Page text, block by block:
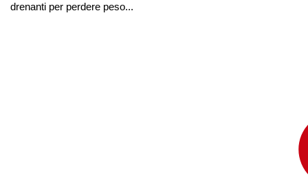
drenanti per perdere peso...